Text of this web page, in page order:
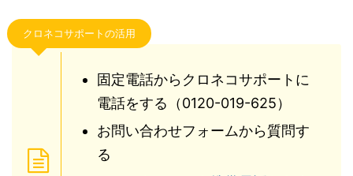
クロネコサポートの活用
固定電話からクロネコサポートに
電話をする（0120-019-625）
お問い合わせフォームから質問す
る